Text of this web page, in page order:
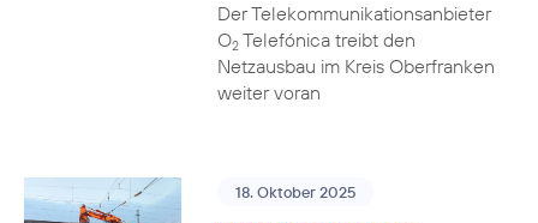
Der Telekommunikationsanbieter
O2Telefónica treibt den
Netzausbau im Kreis Oberfranken
weiter voran
18. Oktober 2025